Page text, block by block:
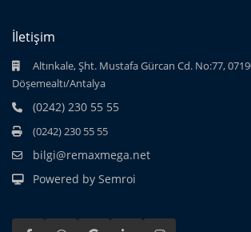
İletişim
Altınkale, Şht. Mustafa Gürcan Cd. No:77,
Döşemealtı/Antalya
(0242) 230 55 55
(0242) 230 55 55
bilgi@remaxmega.net
Powered by Semroi